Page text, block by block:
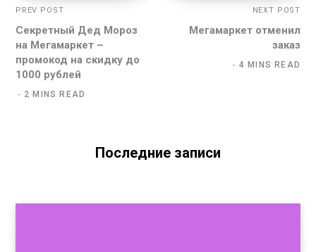
PREV POST
Секретный Дед Мороз
на Мегамаркет –
промокод на скидку до
1000 рублей
2 MINS READ
NEXT POST
Мегамаркет отменил
заказ
4 MINS READ
Последние записи